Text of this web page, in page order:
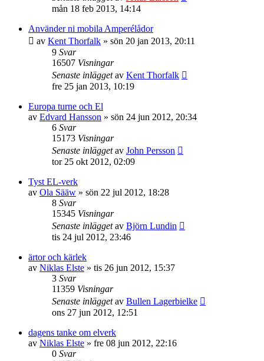
mån 18 feb 2013, 14:14
Använder ni mobila Amperélådor
av Kent Thorfalk » sön 20 jan 2013, 20:11
9 Svar
16507 Visningar
Senaste inläggetav Kent Thorfalk
fre 25 jan 2013, 10:19
Europa turne och El
av Edvard Hansson » sön 24 jun 2012, 20:34
6 Svar
15173 Visningar
Senaste inläggetav John Persson
tor 25 okt 2012, 02:09
Tyst EL-verk
av Ola Sääw » sön 22 jul 2012, 18:28
8 Svar
15345 Visningar
Senaste inläggetav Björn Lundin
tis 24 jul 2012, 23:46
ärtor och kärlek
av Niklas Elste » tis 26 jun 2012, 15:37
3 Svar
11359 Visningar
Senaste inläggetav Bullen Lagerbielke
ons 27 jun 2012, 12:51
dagens tanke om elverk
av Niklas Elste » fre 08 jun 2012, 22:16
0 Svar